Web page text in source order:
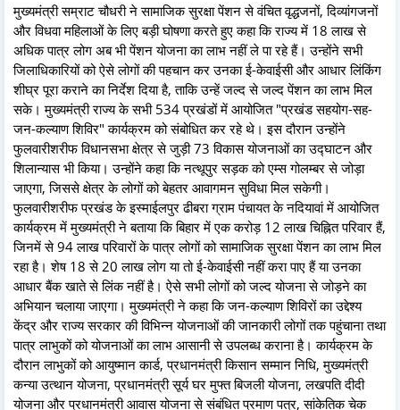
मुख्यमंत्री सम्राट चौधरी ने सामाजिक सुरक्षा पेंशन से वंचित वृद्धजनों, दिव्यांगजनों
और विधवा महिलाओं के लिए बड़ी घोषणा करते हुए कहा कि राज्य में 18 लाख से
अधिक पात्र लोग अब भी पेंशन योजना का लाभ नहीं ले पा रहे हैं। उन्होंने सभी
जिलाधिकारियों को ऐसे लोगों की पहचान कर उनका ई-केवाईसी और आधार लिंकिंग
शीघ्र पूरा कराने का निर्देश दिया है, ताकि उन्हें जल्द से जल्द पेंशन का लाभ मिल
सके। मुख्यमंत्री राज्य के सभी 534 प्रखंडों में आयोजित "प्रखंड सहयोग-सह-
जन-कल्याण शिविर" कार्यक्रम को संबोधित कर रहे थे। इस दौरान उन्होंने
फुलवारीशरीफ विधानसभा क्षेत्र से जुड़ी 73 विकास योजनाओं का उद्घाटन और
शिलान्यास भी किया। उन्होंने कहा कि नत्थूपुर सड़क को एम्स गोलम्बर से जोड़ा
जाएगा, जिससे क्षेत्र के लोगों को बेहतर आवागमन सुविधा मिल सकेगी।
फुलवारीशरीफ प्रखंड के इस्माईलपुर ढीबरा ग्राम पंचायत के नदियावां में आयोजित
कार्यक्रम में मुख्यमंत्री ने बताया कि बिहार में एक करोड़ 12 लाख चिह्नित परिवार हैं,
जिनमें से 94 लाख परिवारों के पात्र लोगों को सामाजिक सुरक्षा पेंशन का लाभ मिल
रहा है। शेष 18 से 20 लाख लोग या तो ई-केवाईसी नहीं करा पाए हैं या उनका
आधार बैंक खाते से लिंक नहीं है। ऐसे सभी लोगों को जल्द योजना से जोड़ने का
अभियान चलाया जाएगा। मुख्यमंत्री ने कहा कि जन-कल्याण शिविरों का उद्देश्य
केंद्र और राज्य सरकार की विभिन्न योजनाओं की जानकारी लोगों तक पहुंचाना तथा
पात्र लाभुकों को योजनाओं का लाभ आसानी से उपलब्ध कराना है। कार्यक्रम के
दौरान लाभुकों को आयुष्मान कार्ड, प्रधानमंत्री किसान सम्मान निधि, मुख्यमंत्री
कन्या उत्थान योजना, प्रधानमंत्री सूर्य घर मुफ्त बिजली योजना, लखपति दीदी
योजना और प्रधानमंत्री आवास योजना से संबंधित प्रमाण पत्र, सांकेतिक चेक